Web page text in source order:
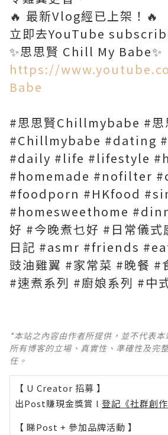
🔥 最新Vlog經已上架！🔥
立即去YouTube
https://
Babe
#思思賢Chillmybabe #思
#Chillmybabe #dating
#daily #life #lifestyle
#homemade #nofilter
#foodporn #HKfood
#homesweethome
好 #今晚煮乜好 #日常儀式
日記 #asmr #friends
豉油雞翼 #家常菜 #晚餐 #
#速煮系列 #廚娘系列 #中
*本站之內容由作者所提供，並不代表
所有博客的立場、真實性、準確性及完
任。
【 U Creator 招募 】
出Post賺現金獎賞 l 登記《社群創作
【 睇Post + 參加品牌活動 】